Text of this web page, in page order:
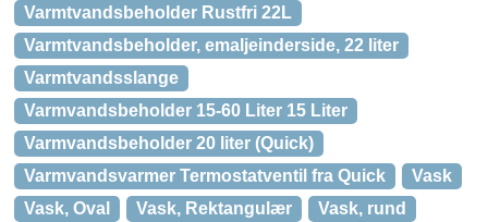
Varmtvandsbeholder Rustfri 22L
Varmtvandsbeholder, emaljeinderside, 22 liter
Varmtvandsslange
Varmvandsbeholder 15-60 Liter 15 Liter
Varmvandsbeholder 20 liter (Quick)
Varmvandsvarmer Termostatventil fra Quick
Vask
Vask, Oval
Vask, Rektangulær
Vask, rund